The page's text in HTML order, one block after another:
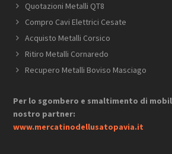
Quotazioni Metalli QT8
Compro Cavi Elettrici Cesate
Acquisto Metalli Corsico
Ritiro Metalli Cornaredo
Recupero Metalli Boviso Masciago
Per lo sgombero e smaltimento di
nostro partner:
www.mercatinodellusatopavia.it